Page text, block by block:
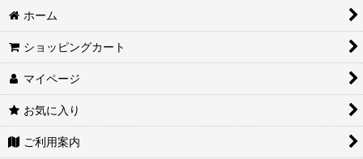
ホーム
ショッピングカート
マイページ
お気に入り
ご利用案内